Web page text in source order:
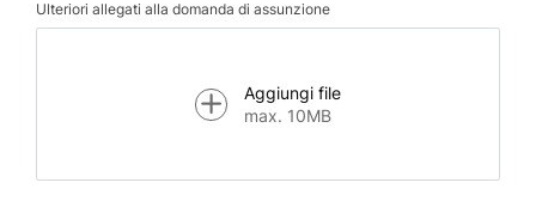
Ulteriori allegati alla domanda di assunzione
Aggiungi file
max. 10MB